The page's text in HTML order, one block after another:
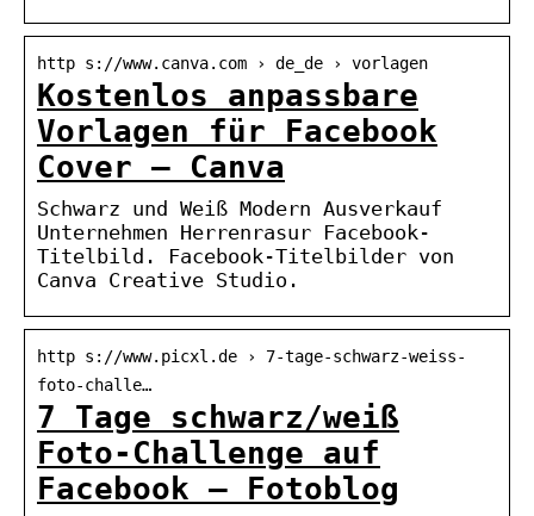
http s://www.canva.com › de_de › vorlagen
Kostenlos anpassbare
Vorlagen für Facebook
Cover – Canva
Schwarz und Weiß Modern Ausverkauf
Unternehmen Herrenrasur Facebook-
Titelbild. Facebook-Titelbilder von
Canva Creative Studio.
http s://www.picxl.de › 7-tage-schwarz-weiss-
foto-challe…
7 Tage schwarz/weiß
Foto-Challenge auf
Facebook – Fotoblog